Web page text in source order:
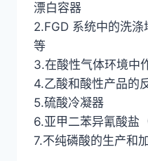
漂白容器
2.FGD 系统中的洗
等
3.在酸性气体环境中
4.乙酸和酸性产品的
5.硫酸冷凝器
6.亚甲二苯异氰酸盐
7.不纯磷酸的生产和